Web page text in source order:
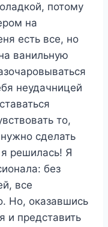
потому
на
есть все, но
ванильную
неудачницей
то,
сделать
решилась! Я
без
все
Но, оказавшись
и представить